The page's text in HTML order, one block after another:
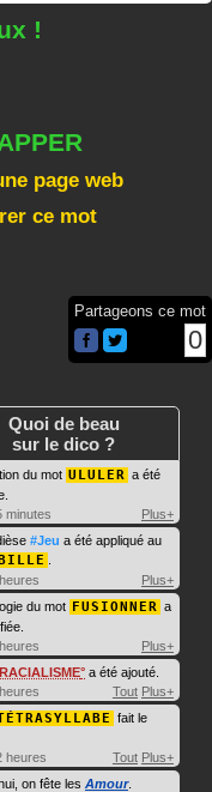
!
page web
ce mot
Partageons ce mot
0
Quoi de beau
sur le dico ?
du mot ULULER a été
minutes
Plus+
#Jeu a été appliqué au
Plus+
du mot FUSIONNER a
Plus+
RACIALISME a été ajouté.
Tout Plus+
fait le
heures
Tout Plus+
on fête les Amour.